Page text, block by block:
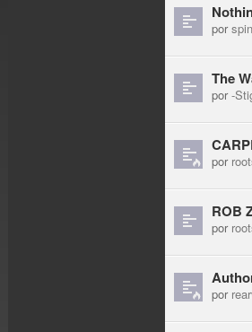
porspin
The
por-
por
ROB
por
por